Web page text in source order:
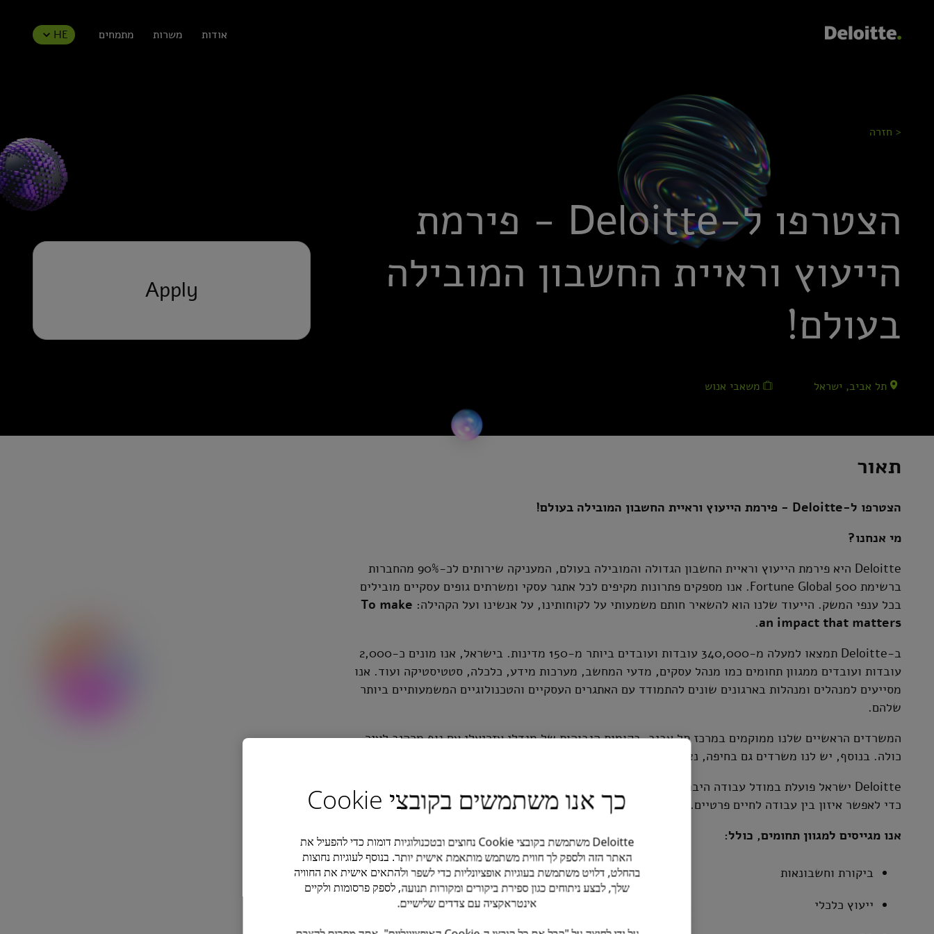
אודות משרות מתמחים HE
< חזרה
הצטרפו ל-Deloitte - פירמת
הייעוץ וראיית החשבון המובילה
בעולם!
תל אביב, ישראל משאבי אנוש
תאור
הצטרפו ל-Deloitte - פירמת הייעוץ וראיית החשבון המובילה בעולם!
מי אנחנו?
Deloitte היא פירמת הייעוץ וראיית החשבון הגדולה והמובילה בעולם, המעניקה שירותים לכ-90% מהחברות
ברשימת Fortune Global 500. אנו מספקים פתרונות מקיפים לכל אתגר עסקי ומשרתים גופים עסקיים מובילים
בכל ענפי המשק. הייעוד שלנו הוא להשאיר חותם משמעותי על לקוחותינו, על אנשינו ועל הקהילה: To make
an impact that matters
.
ב-Deloitte תמצאו למעלה מ-340,000 עובדות ועובדים ביותר מ-150 מדינות. בישראל, אנו מונים כ-2,000
עובדות ועובדים ממגוון תחומים כמו מנהל עסקים, מדעי המחשב, מערכות מידע, כלכלה, סטטיסטיקה ועוד. אנו
מסייעים למנהלים ומנהלות בארגונים שונים להתמודד עם האתגרים העסקיים והטכנולוגיים המשמעותיים ביותר
שלהם.
המשרדים הראשיים שלנו ממוקמים במרכז תל אביב, בקומות הגבוהות של מגדלי עזריאלי עם נוף מרהיב לעיר
כולה. בנוסף, יש לנו משרדים גם בחיפה, נצרת, ירושלים, בית שמש, ראשון-לציון, רעננה ואילת.
Deloitte ישראל פועלת במודל עבודה היברידי, המשלב שלושה ימי עבודה מהמשרד ושני ימי עבודה מרחוק,
כדי לאפשר איזון בין עבודה לחיים פרטיים.
אנו מגייסים למגוון תחומים, כולל:
ביקורת וחשבונאות
ייעוץ כלכלי
Apply
כך אנו משתמשים בקובצי Cookie
Deloitte משתמשת בקובצי Cookie נחוצים ובטכנולוגיות דומות כדי להפעיל את
האתר הזה ולספק לך חווית משתמש מותאמת אישית יותר. בנוסף לעוגיות נחוצות
בהחלט, דלויט משתמשת בעוגיות אופציונליות כדי לשפר ולהתאים אישית את החוויה
שלך, לבצע ניתוחים כגון ספירת ביקורים ומקורות תנועה, לספק פרסומות ולקיים
אינטראקציה עם צדדים שלישיים.